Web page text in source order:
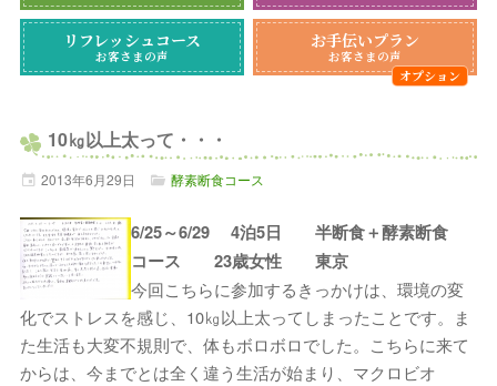
リフレッシュコース
お客さまの声
お手伝いプラン
お客さまの声
10㎏以上太って・・・
2013年6月29日 酵素断食コース
6/25～6/29 4泊5日 半断食＋酵素断食
コース 23歳女性 東京
今回こちらに参加するきっかけは、環境の変
化でストレスを感じ、10㎏以上太ってしまったことです。ま
た生活も大変不規則で、体もボロボロでした。こちらに来て
からは、今までとは全く違う生活が始まり、マクロビオ